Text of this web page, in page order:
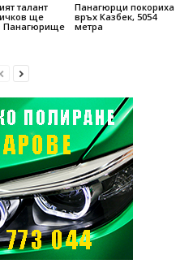
талант
ще
Панагюрище
Панагюрци покориха
връх Казбек, 5054
метра